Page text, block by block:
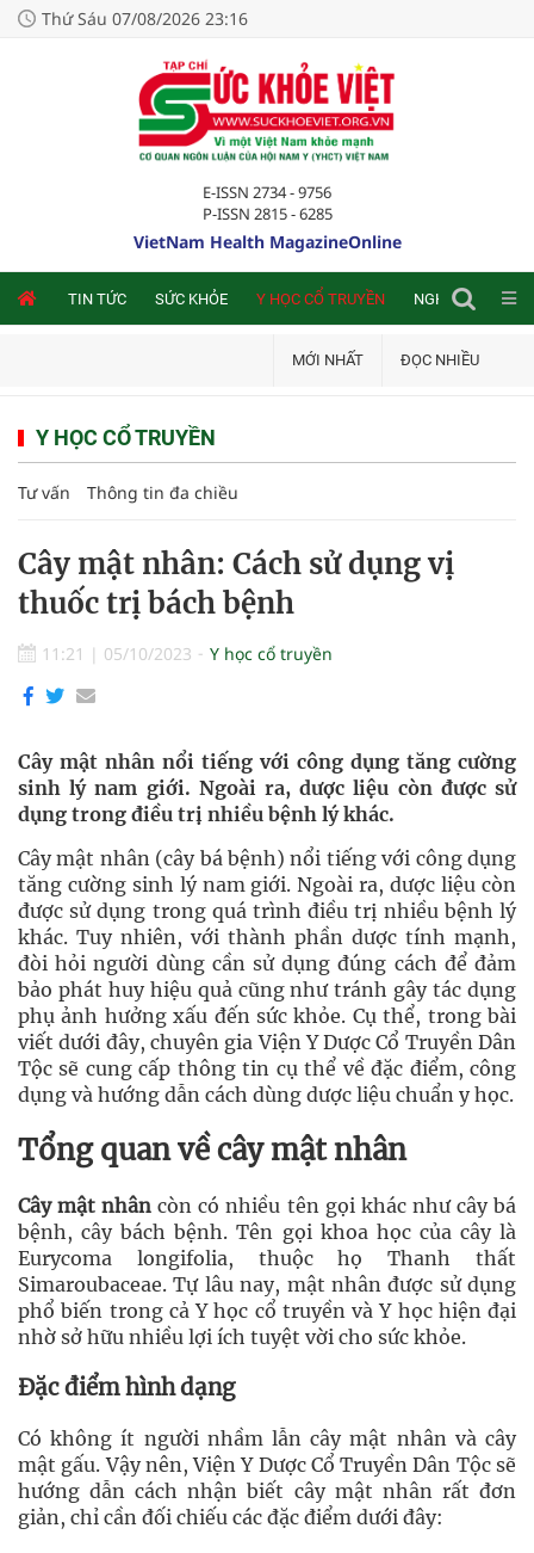
Thứ Sáu 07/08/2026 23:16
E-ISSN 2734 - 9756
P-ISSN 2815 - 6285
VietNam Health MagazineOnline
TIN TỨC SỨC KHỎE Y HỌC CỔ TRUYỀN NGHIÊN CỨU
MỚI NHẤT ĐỌC NHIỀU
Y HỌC CỔ TRUYỀN
Tư vấn Thông tin đa chiều
Cây mật nhân: Cách sử dụng vị
thuốc trị bách bệnh
11:21 | 05/10/2023 Y học cổ truyền
Cây mật nhân nổi tiếng với công dụng tăng cường
sinh lý nam giới. Ngoài ra, dược liệu còn được sử
dụng trong điều trị nhiều bệnh lý khác.
Cây mật nhân (cây bá bệnh) nổi tiếng với công dụng
tăng cường sinh lý nam giới. Ngoài ra, dược liệu còn
được sử dụng trong quá trình điều trị nhiều bệnh lý
khác. Tuy nhiên, với thành phần dược tính mạnh,
đòi hỏi người dùng cần sử dụng đúng cách để đảm
bảo phát huy hiệu quả cũng như tránh gây tác dụng
phụ ảnh hưởng xấu đến sức khỏe. Cụ thể, trong bài
viết dưới đây, chuyên gia Viện Y Dược Cổ Truyền Dân
Tộc sẽ cung cấp thông tin cụ thể về đặc điểm, công
dụng và hướng dẫn cách dùng dược liệu chuẩn y học.
Tổng quan về cây mật nhân
Cây mật nhân còn có nhiều tên gọi khác như cây bá
bệnh, cây bách bệnh. Tên gọi khoa học của cây là
Eurycoma longifolia, thuộc họ Thanh thất
Simaroubaceae. Tự lâu nay, mật nhân được sử dụng
phổ biến trong cả Y học cổ truyền và Y học hiện đại
nhờ sở hữu nhiều lợi ích tuyệt vời cho sức khỏe.
Đặc điểm hình dạng
Có không ít người nhầm lẫn cây mật nhân và cây
mật gấu. Vậy nên, Viện Y Dược Cổ Truyền Dân Tộc sẽ
hướng dẫn cách nhận biết cây mật nhân rất đơn
giản, chỉ cần đối chiếu các đặc điểm dưới đây: